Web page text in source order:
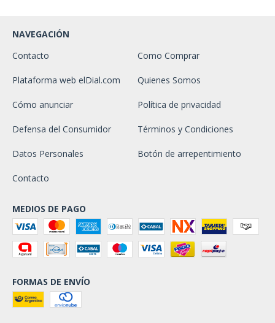
NAVEGACIÓN
Contacto
Como Comprar
Plataforma web elDial.com Quienes Somos
Cómo anunciar Política de privacidad
Defensa del Consumidor Términos y Condiciones
Datos Personales Botón de arrepentimiento
Contacto
MEDIOS DE PAGO
FORMAS DE ENVÍO